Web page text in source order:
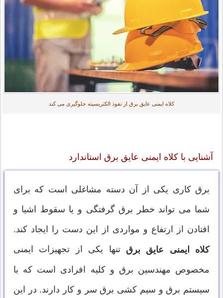
کلاه ایمنی عایق برق از نفوذ الکتریسیته جلوگیری می کند
آشنایی با کلاه ایمنی عایق برق استاندارد
برق کاری یکی از آن دسته مشاغلی است که برای
شما می تواند خطر برق گرفتگی و یا سقوط اشیا و
افتادن از ارتفاع و مواردی از این دست را ایجاد کند.
کلاه ایمنی عایق برق تنها یکی از تجهیزات ایمنی
مخصوص مهندسین برق و کلیه افرادی است که با
سیستم برق و سیم کشی برق سر و کار دارند. در این